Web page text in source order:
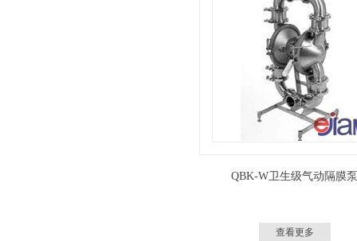
QBK-W卫生级气动隔膜
查看更多